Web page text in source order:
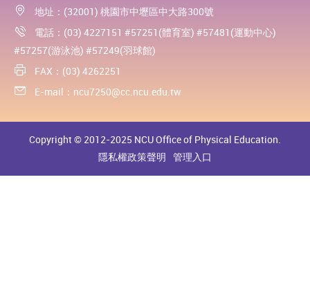
地址：(32001) 桃園市中壢區中大路300號
電話：(03) 4227151 #57251(體育室) #57481(運動中心)
#57257(游泳池) #57249(羽球館)
FAX：(03) 4262251
E-mail： ncu7250@cc.ncu.edu.tw
Copyright © 2012-2025 NCU Office of Physical Education.
隱私權政策聲明 管理入口